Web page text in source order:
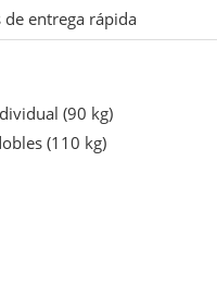
de entrega rápida
(90 kg)
(110 kg)